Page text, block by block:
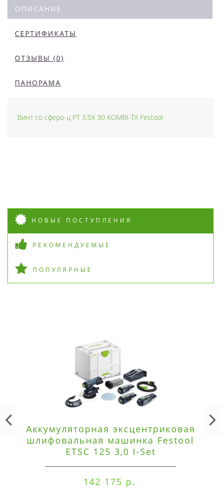
ОПИСАНИЕ
СЕРТИФИКАТЫ
ОТЗЫВЫ (0)
ПАНОРАМА
Винт со сферо-ц PT 3,5X 30 KOMBI-TX Festool
НОВЫЕ ПОСТУПЛЕНИЯ
РЕКОМЕНДУЕМЫЕ
ПОПУЛЯРНЫЕ
Аккумуляторная эксцентриковая
шлифовальная машинка Festool
ETSC 125 3,0 I-Set
142 175 р.